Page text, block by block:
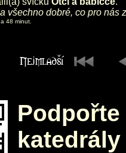
všechno dobré, co pro nás
48 minut.
katedrály